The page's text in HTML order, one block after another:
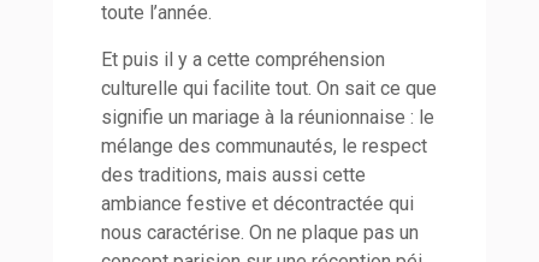
toute l’année.
Et puis il y a cette compréhension
culturelle qui facilite tout. On sait ce que
signifie un mariage à la réunionnaise : le
mélange des communautés, le respect
des traditions, mais aussi cette
ambiance festive et décontractée qui
nous caractérise. On ne plaque pas un